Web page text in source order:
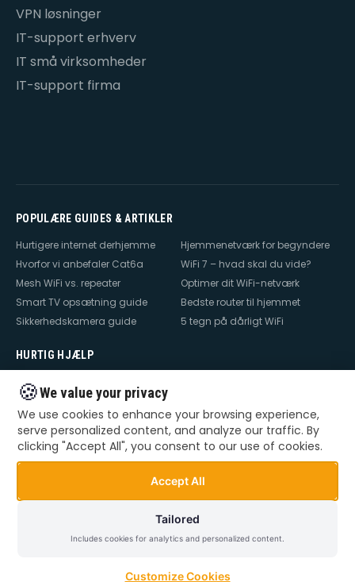
VPN løsninger
IT-support erhverv
IT små virksomheder
IT-support firma
POPULÆRE GUIDES & ARTIKLER
Hurtigere internet derhjemme
Hjemmenetværk for begyndere
Hvorfor vi anbefaler Cat6a
WiFi 7 – hvad skal du vide?
Mesh WiFi vs. repeater
Optimer dit WiFi-netværk
Smart TV opsætning guide
Bedste router til hjemmet
Sikkerhedskamera guide
5 tegn på dårligt WiFi
HURTIG HJÆLP
Hjælp til internet
Hjælp til TV
Hjælp til router
WiFi falder ud
TV der ikke virker
Dårlig WiFi
Mesh WiFi opsætning
Videoovervågning – privat &
Privatlivspolitik Handelsbetingelser
🍪We value your privacy
We use cookies to enhance your browsing experience,
serve personalized content, and analyze our traffic. By
clicking "Accept All", you consent to our use of cookies.
Accept All
Tailored
Includes cookies for analytics and personalized content.
Customize Cookies